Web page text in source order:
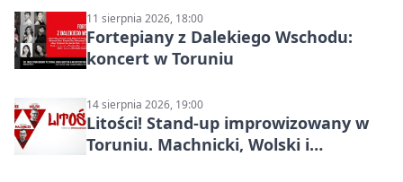
11 sierpnia 2026, 18:00
Fortepiany z Dalekiego Wschodu:
koncert w Toruniu
14 sierpnia 2026, 19:00
Litości! Stand-up improwizowany w
Toruniu. Machnicki, Wolski i